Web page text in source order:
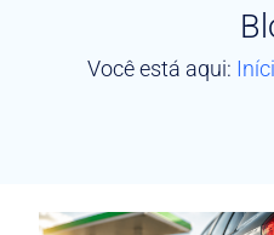
Você está aqui: